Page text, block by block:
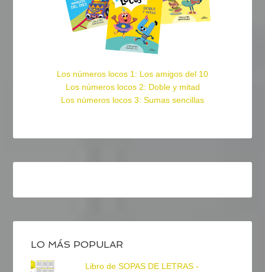
Los números locos 1: Los amigos del 10
Los números locos 2: Doble y mitad
Los números locos 3: Sumas sencillas
LO MÁS POPULAR
Libro de SOPAS DE LETRAS -